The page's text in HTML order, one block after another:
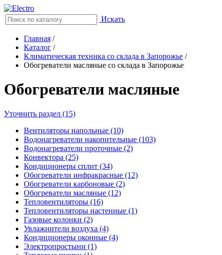
Искать
Главная /
Каталог /
Климатическая техника со склада в Запорожье /
Обогреватели масляные со склада в Запорожье
Обогреватели масляные
Уточнить раздел (15)
Вентиляторы напольные (10)
Водонагреватели накопительные (103)
Водонагреватели проточные (2)
Конвектора (25)
Кондиционеры сплит (34)
Обогреватели инфракрасные (12)
Обогреватели карбоновые (2)
Обогреватели масляные (12)
Тепловентиляторы (16)
Тепловентиляторы настенные (1)
Газовые колонки (2)
Увлажнители воздуха (4)
Кондиционеры оконные (4)
Электропростыни (1)